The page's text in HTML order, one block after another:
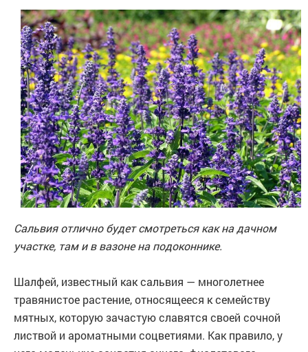
Сальвия отлично будет смотреться как на дачном
участке, там и в вазоне на подоконнике.
Шалфей, известный как сальвия — многолетнее
травянистое растение, относящееся к семейству
мятных, которую зачастую славятся своей сочной
листвой и ароматными соцветиями. Как правило, у